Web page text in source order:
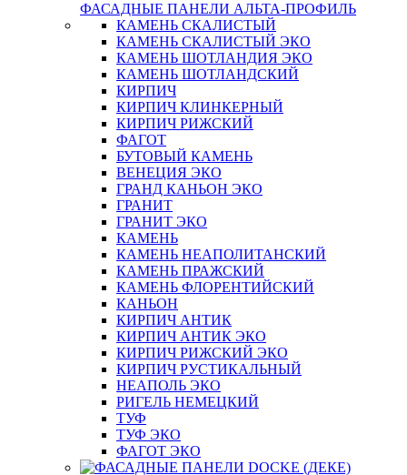
ФАСАДНЫЕ ПАНЕЛИ АЛЬТА-ПРОФИЛЬ
КАМЕНЬ СКАЛИСТЫЙ
КАМЕНЬ СКАЛИСТЫЙ ЭКО
КАМЕНЬ ШОТЛАНДИЯ ЭКО
КАМЕНЬ ШОТЛАНДСКИЙ
КИРПИЧ
КИРПИЧ КЛИНКЕРНЫЙ
КИРПИЧ РИЖСКИЙ
ФАГОТ
БУТОВЫЙ КАМЕНЬ
ВЕНЕЦИЯ ЭКО
ГРАНД КАНЬОН ЭКО
ГРАНИТ
ГРАНИТ ЭКО
КАМЕНЬ
КАМЕНЬ НЕАПОЛИТАНСКИЙ
КАМЕНЬ ПРАЖСКИЙ
КАМЕНЬ ФЛОРЕНТИЙСКИЙ
КАНЬОН
КИРПИЧ АНТИК
КИРПИЧ АНТИК ЭКО
КИРПИЧ РИЖСКИЙ ЭКО
КИРПИЧ РУСТИКАЛЬНЫЙ
НЕАПОЛЬ ЭКО
РИГЕЛЬ НЕМЕЦКИЙ
ТУФ
ТУФ ЭКО
ФАГОТ ЭКО